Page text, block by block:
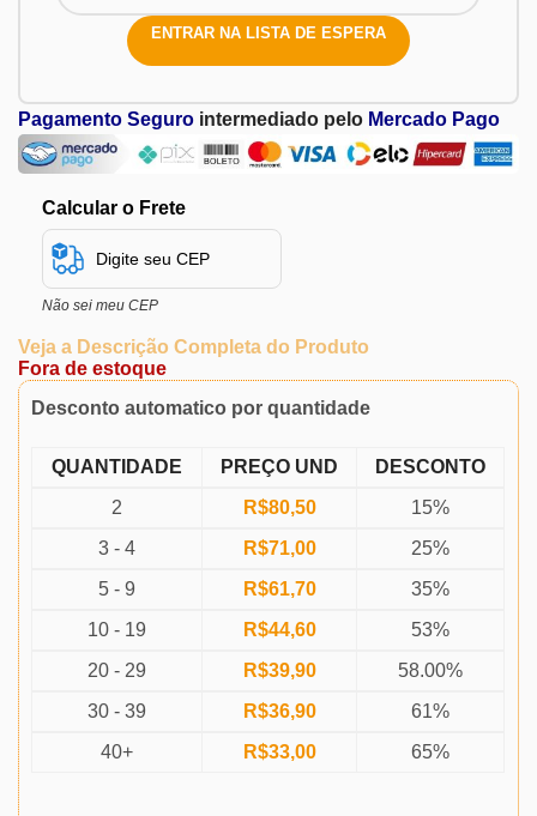
ENTRAR NA LISTA DE ESPERA
Pagamento Seguro intermediado pelo Mercado Pago
Calcular o Frete
Não sei meu CEP
Veja a Descrição Completa do Produto
Fora de estoque
Desconto automatico por quantidade
QUANTIDADE PREÇO UND
DESCONTO
2
R$80,50
15%
3 - 4
R$71,00
25%
5 - 9
R$61,70
35%
10 - 19
R$44,60
53%
20 - 29
R$39,90
58.00%
30 - 39
R$36,90
61%
40+
R$33,00 65%